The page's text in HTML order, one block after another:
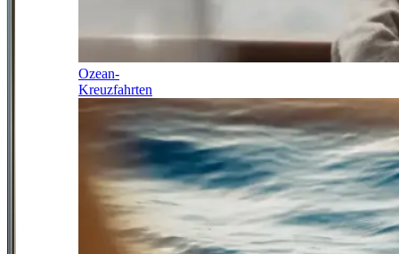
Ozean-
Kreuzfahrten